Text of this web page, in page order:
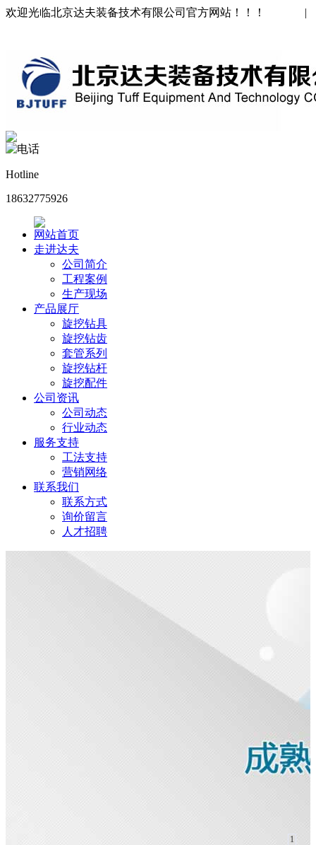
欢迎光临北京达夫装备技术有限公司官方网站！！！
|
Hotline
18632775926
网站首页
走进达夫
公司简介
工程案例
生产现场
产品展厅
旋挖钻具
旋挖钻齿
套管系列
旋挖钻杆
旋挖配件
公司资讯
公司动态
行业动态
服务支持
工法支持
营销网络
联系我们
联系方式
询价留言
人才招聘
1